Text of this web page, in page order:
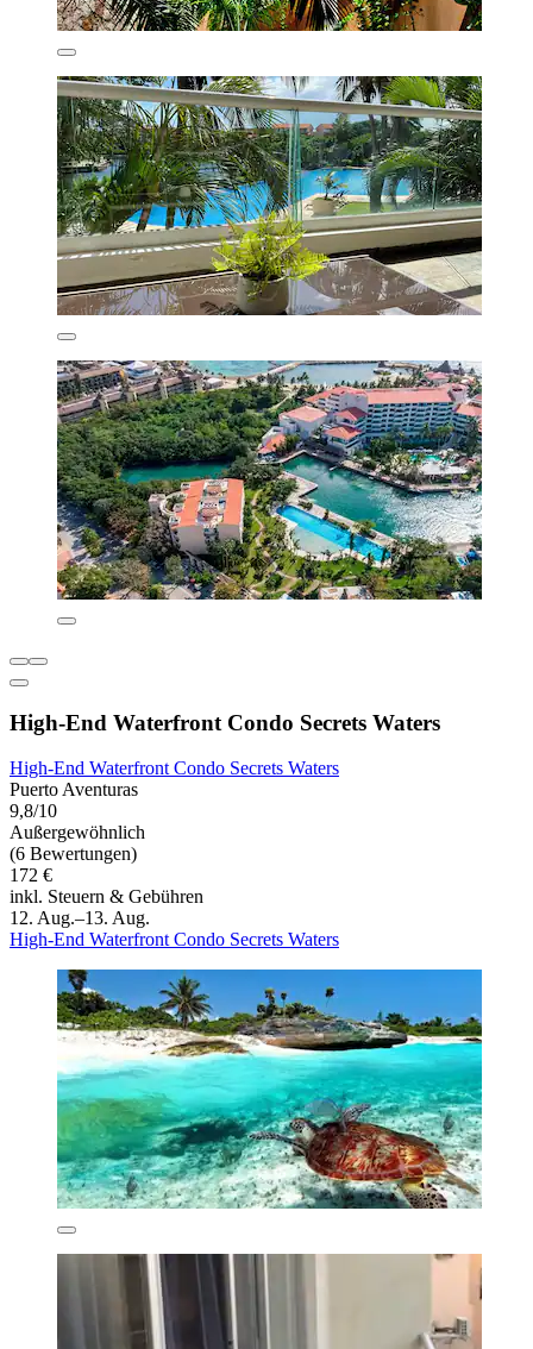
High-End Waterfront Condo Secrets Waters
High-End Waterfront Condo Secrets Waters
Puerto Aventuras
9,8/10
Außergewöhnlich
(6 Bewertungen)
172 €
inkl. Steuern & Gebühren
12. Aug.–13. Aug.
High-End Waterfront Condo Secrets Waters